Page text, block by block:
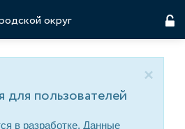
округ
×
пользователей
в разработке. Данные